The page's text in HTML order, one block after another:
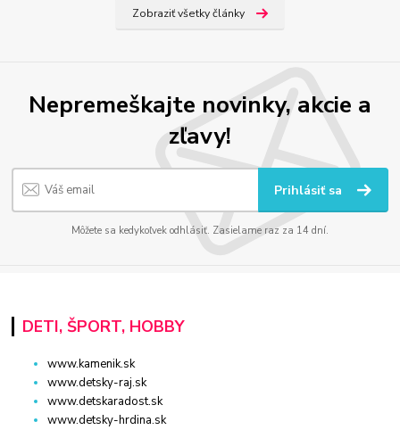
Zobraziť všetky články
Nepremeškajte novinky, akcie a
zľavy!
Prihlásiť sa
Môžete sa kedykoľvek odhlásiť. Zasielame raz za 14 dní.
DETI, ŠPORT, HOBBY
www.kamenik.sk
www.detsky-raj.sk
www.detskaradost.sk
www.detsky-hrdina.sk